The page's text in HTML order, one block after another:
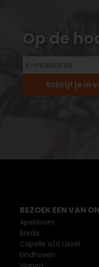
Op de
Schrijf je in
BEZOEK EEN VAN
Apeldoorn
Breda
Capelle a/d IJssel
Eindhoven